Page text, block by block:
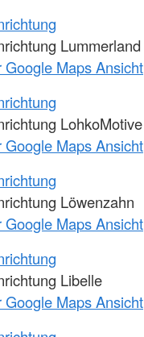
Lummerland
Google Maps Ansicht
LohkoMotive
Google Maps Ansicht
Löwenzahn
Google Maps Ansicht
Libelle
Google Maps Ansicht